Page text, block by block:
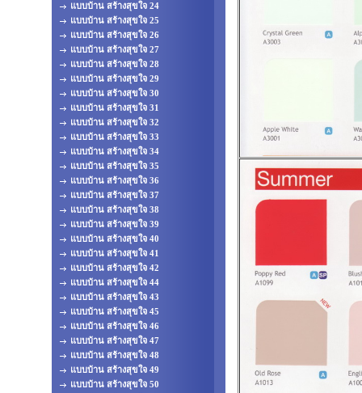
แบบบ้าน สร้างสุขใจ 24
แบบบ้าน สร้างสุขใจ 25
แบบบ้าน สร้างสุขใจ 26
แบบบ้าน สร้างสุขใจ 27
แบบบ้าน สร้างสุขใจ 28
แบบบ้าน สร้างสุขใจ 29
แบบบ้าน สร้างสุขใจ 30
แบบบ้าน สร้างสุขใจ 31
แบบบ้าน สร้างสุขใจ 32
แบบบ้าน สร้างสุขใจ 33
แบบบ้าน สร้างสุขใจ 34
แบบบ้าน สร้างสุขใจ 35
แบบบ้าน สร้างสุขใจ 36
แบบบ้าน สร้างสุขใจ 37
แบบบ้าน สร้างสุขใจ 38
แบบบ้าน สร้างสุขใจ 39
แบบบ้าน สร้างสุขใจ 40
แบบบ้าน สร้างสุขใจ 41
แบบบ้าน สร้างสุขใจ 42
แบบบ้าน สร้างสุขใจ 44
แบบบ้าน สร้างสุขใจ 43
แบบบ้าน สร้างสุขใจ 45
แบบบ้าน สร้างสุขใจ 46
แบบบ้าน สร้างสุขใจ 47
แบบบ้าน สร้างสุขใจ 48
แบบบ้าน สร้างสุขใจ 49
แบบบ้าน สร้างสุขใจ 50